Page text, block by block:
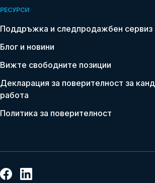
*
*
*
What
topic
РЕСУРСИ
Поддръжка и следпродажбен сервиз
Блог и новини
Вижте свободните позиции
Декларация за поверителност за
работа
Политика за поверителност